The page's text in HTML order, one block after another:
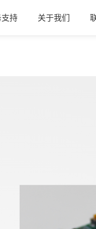
持 关于我们